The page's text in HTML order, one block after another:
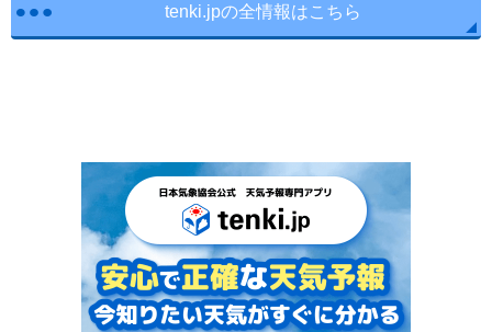
tenki.jpの全情報はこちら